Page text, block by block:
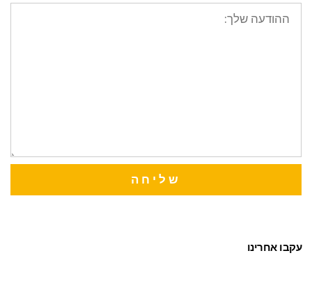
ההודעה
שלך:
שליחה
עקבו אחרינו